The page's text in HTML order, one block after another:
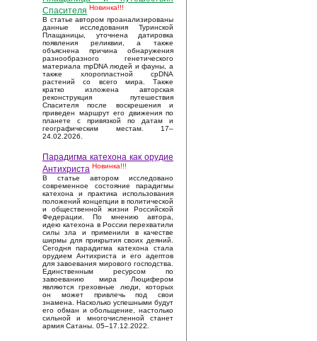
Спасителя Новинка!!!
В статье автором проанализированы
данные исследования Туринской
Плащаницы, уточнена датировка
появления реликвии, а также
объяснена причина обнаружения
разнообразного генетического
материала mpDNA людей и фауны, а
также хлоропластной cpDNA
растений со всего мира. Также
кратко изложена авторская
реконструкция путешествия
Спасителя после воскрешения и
приведен маршрут его движения по
планете с привязкой по датам и
географическим местам. 17–
24.02.2026.
Парадигма катехона как орудие
Антихриста Новинка!!!
В статье автором исследовано
современное состояние парадигмы
катехона и практика использования
положений концепции в политической
и общественной жизни Российской
Федерации. По мнению автора,
идею катехона в России перехватили
силы зла и применили в качестве
ширмы для прикрытия своих деяний.
Сегодня парадигма катехона стала
орудием Антихриста и его адептов
для завоевания мирового господства.
Единственным ресурсом по
завоеванию мира Люцифером
являются греховные люди, которых
он может привлечь под свои
знамена. Насколько успешными будут
его обман и обольщение, настолько
сильной и многочисленной станет
армия Сатаны. 05–17.12.2022.